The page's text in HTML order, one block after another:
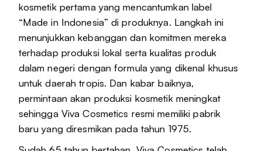
kosmetik pertama yang mencantumkan label
“Made in Indonesia” di produknya. Langkah ini
menunjukkan kebanggan dan komitmen mereka
terhadap produksi lokal serta kualitas produk
dalam negeri dengan formula yang dikenal khusus
untuk daerah tropis. Dan kabar baiknya,
permintaan akan produksi kosmetik meningkat
sehingga Viva Cosmetics resmi memiliki pabrik
baru yang diresmikan pada tahun 1975.